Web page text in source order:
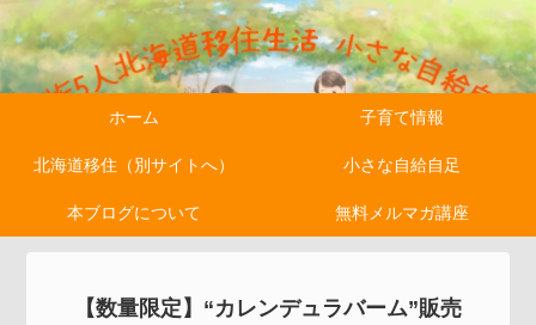
ホーム 子育て情報
北海道移住（別サイトへ） 小さな自給自足
本ブログについて 無料メルマガ講座
【数量限定】“カレンデュラバーム”販売